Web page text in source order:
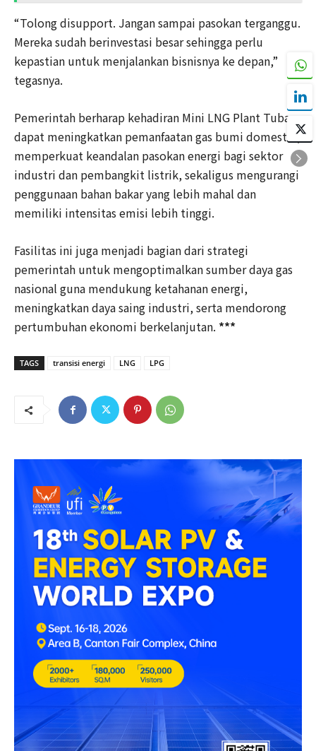
“Tolong disupport. Jangan sampai pasokan terganggu.
Mereka sudah berinvestasi besar sehingga perlu
kepastian untuk menjalankan bisnisnya ke depan,”
tegasnya.
Pemerintah berharap kehadiran Mini LNG Plant Tuban
dapat meningkatkan pemanfaatan gas bumi domestik,
memperkuat keandalan pasokan energi bagi sektor
industri dan pembangkit listrik, sekaligus mengurangi
penggunaan bahan bakar yang lebih mahal dan
memiliki intensitas emisi lebih tinggi.
Fasilitas ini juga menjadi bagian dari strategi
pemerintah untuk mengoptimalkan sumber daya gas
nasional guna mendukung ketahanan energi,
meningkatkan daya saing industri, serta mendorong
pertumbuhan ekonomi berkelanjutan. ***
TAGS transisi energi LNG LPG